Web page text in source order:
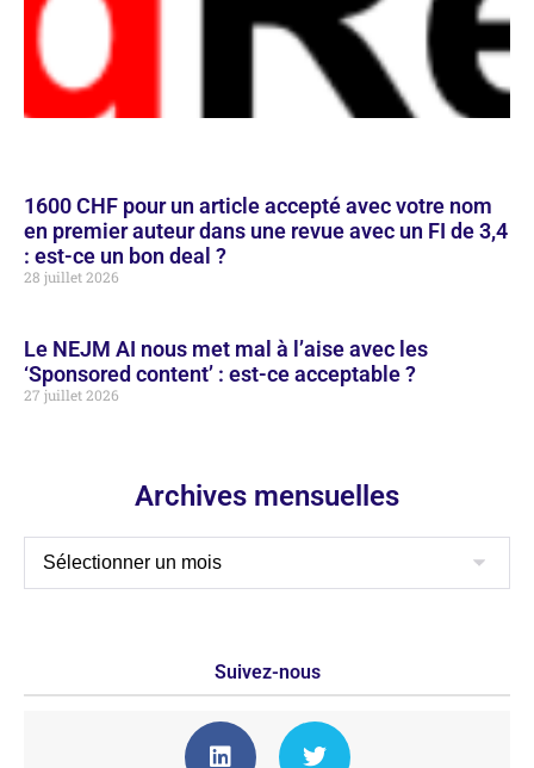
1600 CHF pour un article accepté avec votre nom
en premier auteur dans une revue avec un FI de 3,4
: est-ce un bon deal ?
28 juillet 2026
Le NEJM AI nous met mal à l’aise avec les
‘Sponsored content’ : est-ce acceptable ?
27 juillet 2026
Archives mensuelles
Suivez-nous